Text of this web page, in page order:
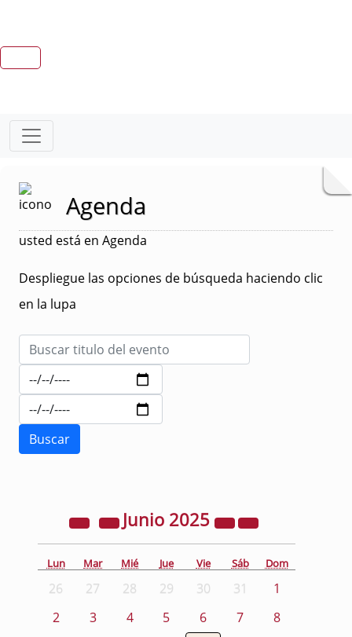
Agenda
usted está en Agenda
Despliegue las opciones de búsqueda haciendo clic
en la lupa
Junio 2025
Lun Mar Mié Jue Vie Sáb Dom
26 27 28 29 30 31
1
2
3 4 5 6 7
8